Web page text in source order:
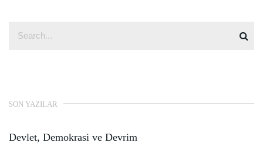
SON YAZILAR
Devlet, Demokrasi ve Devrim